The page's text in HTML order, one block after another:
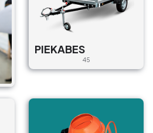
Kauguru
novads, LV-
€150/Mēn.
: Bez
PIEKABES
45